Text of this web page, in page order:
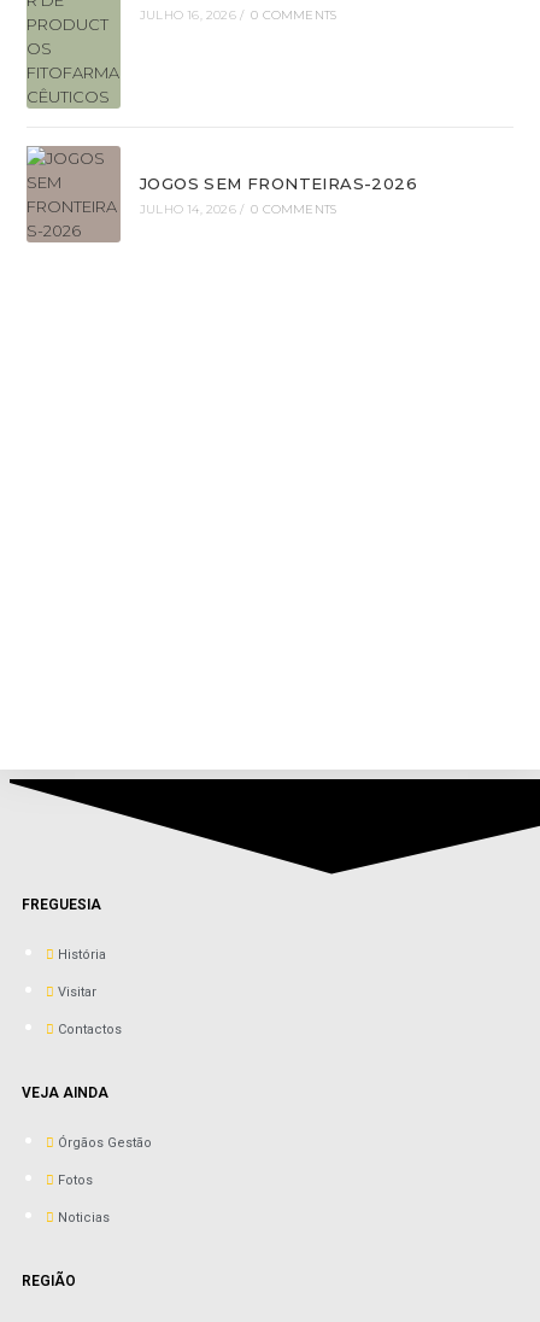
JULHO 16, 2026 / 0 COMMENTS
JOGOS SEM FRONTEIRAS-2026
JULHO 14, 2026 / 0 COMMENTS
FREGUESIA
História
Visitar
Contactos
VEJA AINDA
Órgãos Gestão
Fotos
Noticias
REGIÃO